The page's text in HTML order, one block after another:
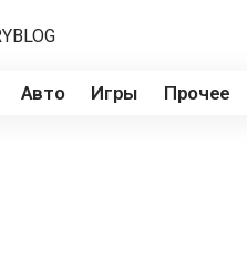
Авто Игры Прочее